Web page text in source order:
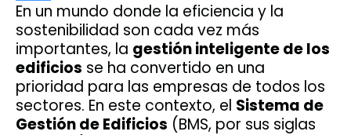
En un mundo donde la eficiencia y la
sostenibilidad son cada vez más
importantes, la gestión inteligente de los
edificios se ha convertido en una
prioridad para las empresas de todos los
sectores. En este contexto, el Sistema de
Gestión de Edificios (BMS, por sus siglas